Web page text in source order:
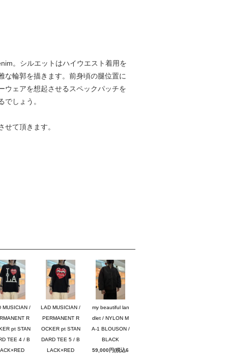
。シルエットはハイウエスト着用を
な輪郭を描きます。前身頃の腿位置に
ウェアを想起させるスペックパッチを
しょう。
て頂きます。
MUSICIAN /
R
pt STAN
TEE 4 / B
LAD MUSICIAN /
PERMANENT R
OCKER pt STAN
DARD TEE 5 / B
LACK×RED
my beautiful lan
dlet / NYLON M
A-1 BLOUSON /
BLACK
59,000円(税込6